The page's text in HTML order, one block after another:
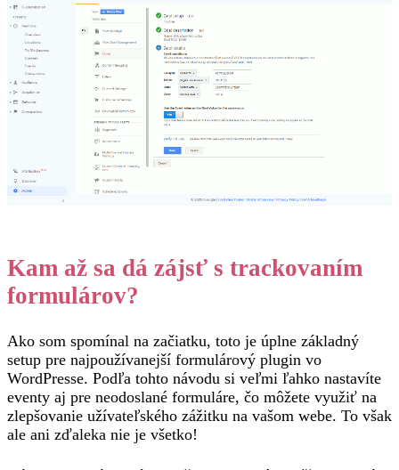
Kam až sa dá zájsť s trackovaním
formulárov?
Ako som spomínal na začiatku, toto je úplne základný
setup pre najpoužívanejší formulárový plugin vo
WordPresse. Podľa tohto návodu si veľmi ľahko nastavíte
eventy aj pre neodoslané formuláre, čo môžete využiť na
zlepšovanie užívateľského zážitku na vašom webe. To však
ale ani zďaleka nie je všetko!